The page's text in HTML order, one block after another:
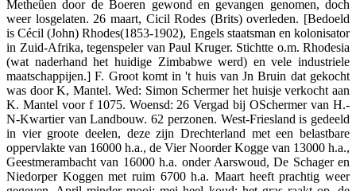
Metheûen door de Boeren gewond en gevangen genomen, doch
weer losgelaten. 26 maart, Cicil Rodes (Brits) overleden. [Bedoeld
is Cécil (John) Rhodes(1853-1902), Engels staatsman en kolonisator
in Zuid-Afrika, tegenspeler van Paul Kruger. Stichtte o.m. Rhodesia
(wat naderhand het huidige Zimbabwe werd) en vele industriele
maatschappijen.] F. Groot komt in 't huis van Jn Bruin dat gekocht
was door K, Mantel. Wed: Simon Schermer het huisje verkocht aan
K. Mantel voor f 1075. Woensd: 26 Vergad bij OSchermer van H.-
N-Kwartier van Landbouw. 62 perzonen. West-Friesland is gedeeld
in vier groote deelen, deze zijn Drechterland met een belastbare
oppervlakte van 16000 h.a., de Vier Noorder Kogge van 13000 h.a.,
Geestmerambacht van 16000 h.a. onder Aarswoud, De Schager en
Niedorper Koggen met ruim 6700 h.a. Maart heeft prachtig weer